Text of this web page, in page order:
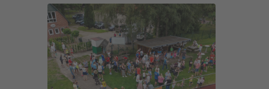
Events
Unser Verein
Unser Sport
Kontakt